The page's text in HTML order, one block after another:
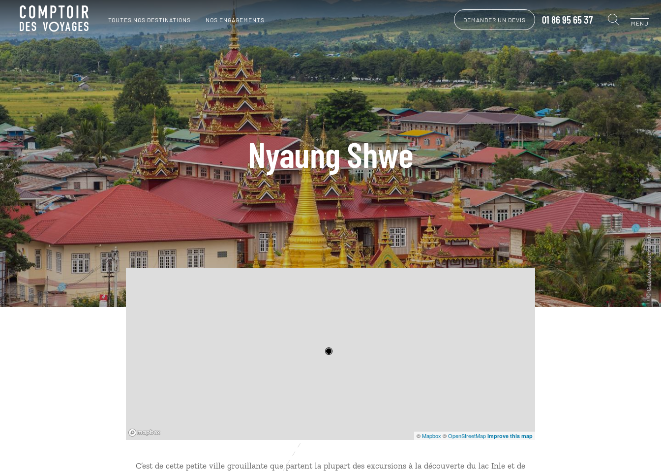
TOUTES NOS DESTINATIONS NOS ENGAGEMENTS DEMANDER UN DEVIS 01 86 95 65 37 MENU
Nyaung Shwe
©Mapbox ©OpenStreetMap Improve this map
C’est de cette petite ville grouillante que partent la plupart des excursions à la découverte du lac Inle et de